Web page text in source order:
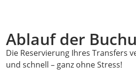
Ablauf der
Die Reservierung Ihres Transfers
und schnell – ganz ohne Stress!